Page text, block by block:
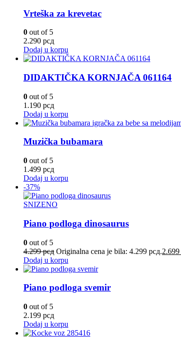
Vrteška za krevetac
0 out of 5
2.290 рсд
Dodaj u korpu
DIDAKTIČKA KORNJAČA 061164
0 out of 5
1.190 рсд
Dodaj u korpu
Muzička bubamara
0 out of 5
1.499 рсд
Dodaj u korpu
-37%
SNIZENO
Piano podloga dinosaurus
0 out of 5
4.299рсд Originalna cena je bila: 4.299 рсд.2.699
Dodaj u korpu
Piano podloga svemir
0 out of 5
2.199 рсд
Dodaj u korpu